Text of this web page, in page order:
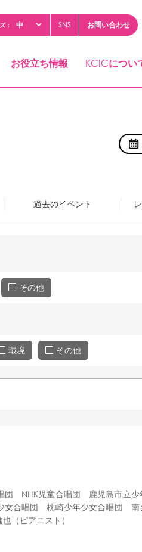
： SNS お問い合わせ
お役立ち情報 KCICについ
過去のイベント
その他
環境 その他
団 NHK児童合唱団 鹿児島市立
合唱団 枕崎少年少女合唱団 南
（ピアニスト）